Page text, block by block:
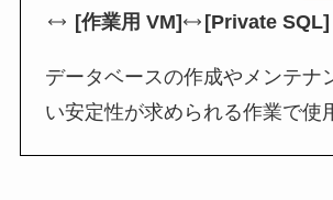
[作業用 VM]
[Private SQL]
データベースの作成やメンテナ
い安定性が求められる作業で使